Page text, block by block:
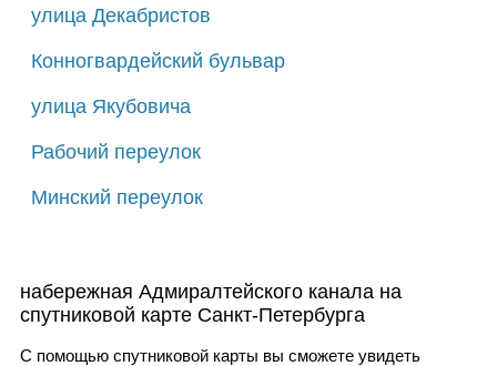
улица Декабристов
Конногвардейский бульвар
улица Якубовича
Рабочий переулок
Минский переулок
набережная Адмиралтейского канала на
спутниковой карте Санкт-Петербурга
С помощью спутниковой карты вы сможете увидеть